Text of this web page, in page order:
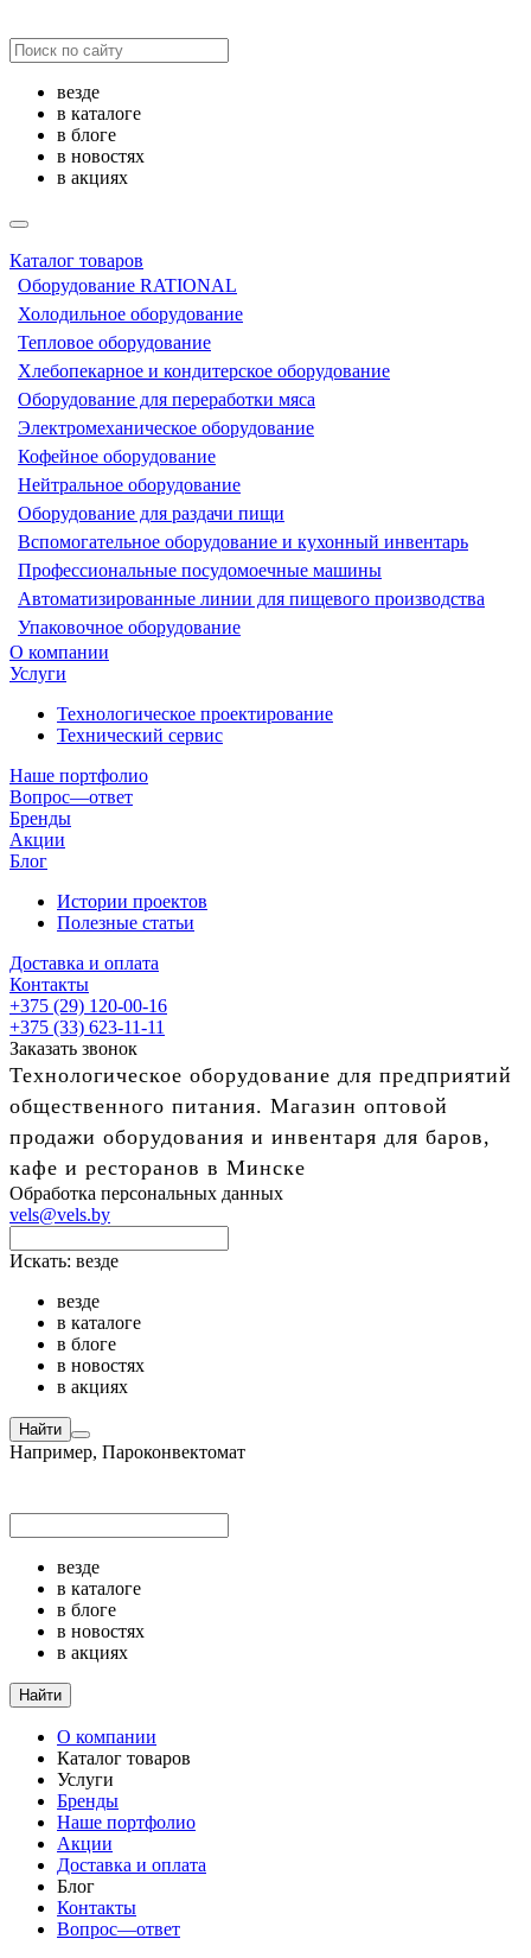
везде
в каталоге
в блоге
в новостях
в акциях
Каталог товаров
Оборудование RATIONAL
Холодильное оборудование
Тепловое оборудование
Хлебопекарное и кондитерское оборудование
Оборудование для переработки мяса
Электромеханическое оборудование
Кофейное оборудование
Нейтральное оборудование
Оборудование для раздачи пищи
Вспомогательное оборудование и кухонный инвентарь
Профессиональные посудомоечные машины
Автоматизированные линии для пищевого производства
Упаковочное оборудование
О компании
Услуги
Технологическое проектирование
Технический сервис
Наше портфолио
Вопрос—ответ
Бренды
Акции
Блог
Истории проектов
Полезные статьи
Доставка и оплата
Контакты
+375 (29) 120-00-16
+375 (33) 623-11-11
Заказать звонок
Технологическое оборудование для предприятий
общественного питания. Магазин оптовой
продажи оборудования и инвентаря для баров,
кафе и ресторанов в Минске
Обработка персональных данных
vels@vels.by
Искать: везде
везде
в каталоге
в блоге
в новостях
в акциях
Найти
Например, Пароконвектомат
везде
в каталоге
в блоге
в новостях
в акциях
Найти
О компании
Каталог товаров
Услуги
Бренды
Наше портфолио
Акции
Доставка и оплата
Блог
Контакты
Вопрос—ответ